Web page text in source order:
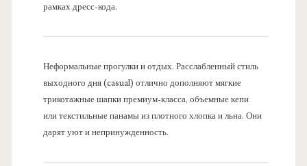
рамках дресс-кода.
Неформальные прогулки и отдых. Расслабленный стиль
выходного дня (casual) отлично дополняют мягкие
трикотажные шапки премиум-класса, объемные кепи
или текстильные панамы из плотного хлопка и льна. Они
дарят уют и непринужденность.